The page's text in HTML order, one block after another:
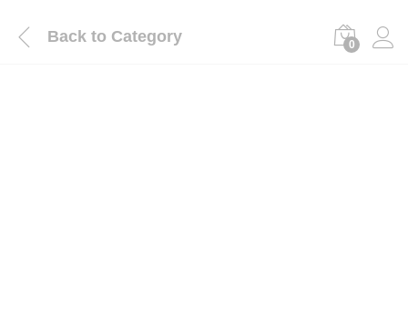
Back to Category 0